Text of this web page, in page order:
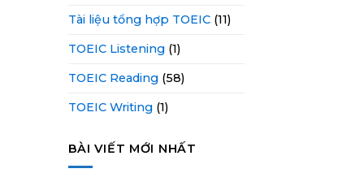
Tài liệu tổng hợp TOEIC(11)
TOEIC Listening(1)
TOEIC Reading(58)
TOEIC Writing(1)
BÀI VIẾT MỚI NHẤT